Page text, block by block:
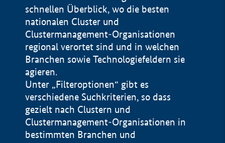
schnellen Überblick, wo die besten
nationalen Cluster und
Clustermanagement-Organisationen
regional verortet sind und in welchen
Branchen sowie Technologiefeldern sie
agieren.
Unter „Filteroptionen“ gibt es
verschiedene Suchkriterien, so dass
gezielt nach Clustern und
Clustermanagement-Organisationen in
bestimmten Branchen und
Impressum
Datenschutzerklärung
BMWE, 2026 ©
100 km © Geobasis-DE / BKG 2015